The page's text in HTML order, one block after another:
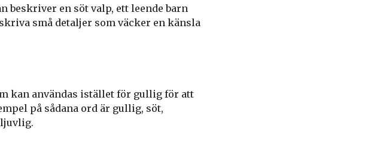
beskriver en söt valp, ett leende barn
små detaljer som väcker en känsla
kan användas istället för gullig för att
på sådana ord är gullig, söt,
ljuvlig.